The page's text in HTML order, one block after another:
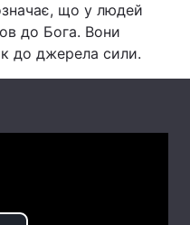
Наука
Лайт
Туризм
Регіони
що у людей
до Бога. Вони
до джерела сили.